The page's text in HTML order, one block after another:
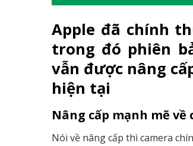
Apple đã chính
trong đó phiên
vẫn được nâng
hiện tại
Nâng cấp mạnh mẽ về
Nói về nâng cấp thì camera